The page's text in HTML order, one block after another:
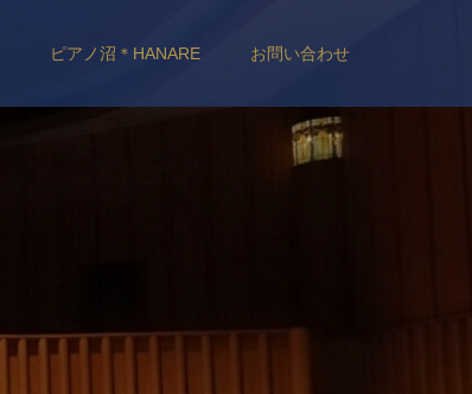
ピアノ沼＊HANARE お問い合わせ